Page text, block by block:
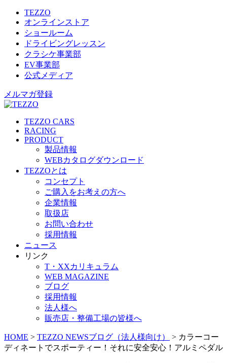
TEZZO
オンラインストア
ショールーム
ドライビングレッスン
クラシケ事業部
EV事業部
公式メディア
メルマガ登録
TEZZO CARS
RACING
PRODUCT
製品情報
WEBカタログダウンロード
TEZZOとは
コンセプト
ご購入をお考えの方へ
企業情報
取扱店
お問い合わせ
採用情報
ニュース
リンク
T・XXカリキュラム
WEB MAGAZINE
ブログ
採用情報
法人様へ
販売店・整備工場の皆様へ
HOME > TEZZO NEWSブログ（法人様向け） > カラーコー
ディネートでスポーティー！それに安全安心！アルミペダル